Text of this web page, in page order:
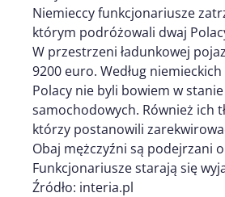
Niemieccy funkcjonariusze
którym podróżowali dwaj
W przestrzeni ładunkowej
9200 euro. Według
Polacy nie byli bowiem w
samochodowych. Również ich
którzy postanowili
Obaj mężczyźni są podejrzani
Funkcjonariusze starają się
Źródło: interia.pl